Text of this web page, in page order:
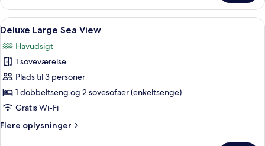
Standart
Sea
View
Indlæs
alle
billeder
af
Deluxe
Large
Sea
Et moderne hotelværelse med en
4
Deluxe Large Sea View
Havudsigt
1 soveværelse
Plads til 3 personer
1 dobbeltseng og 2 sovesofaer (enkeltsenge)
Gratis Wi-Fi
Flere oplysninger
Flere